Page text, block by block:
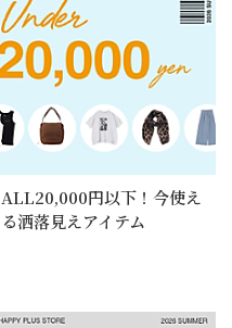
ALL20,000円以下！今使え
る洒落見えアイテム